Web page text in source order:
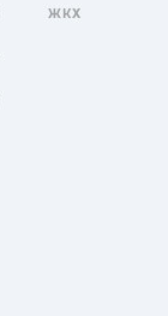
ЖКХ